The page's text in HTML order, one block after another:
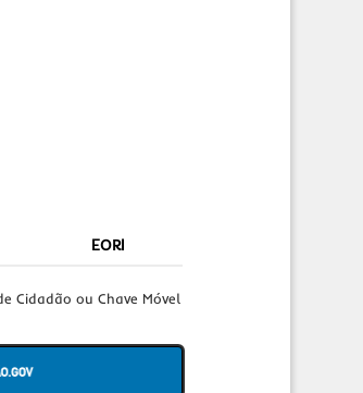
EORI
Cidadão ou Chave Móvel